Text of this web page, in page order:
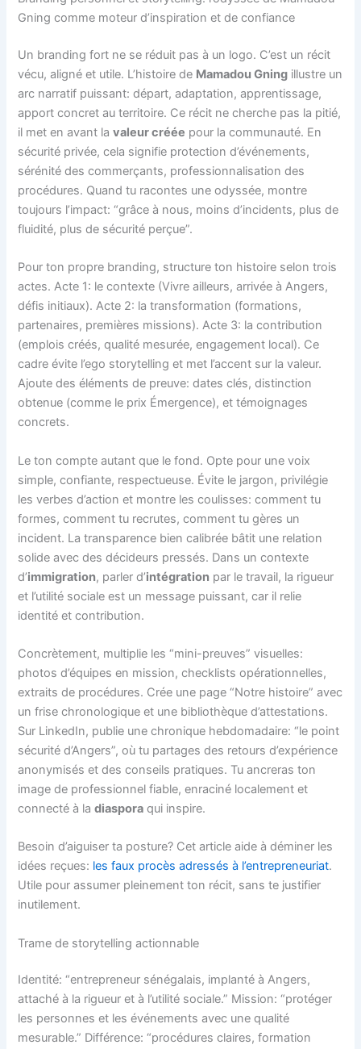
Gning comme moteur d’inspiration et de confiance
Un branding fort ne se réduit pas à un logo. C’est un récit
vécu, aligné et utile. L’histoire de Mamadou Gning illustre un
arc narratif puissant: départ, adaptation, apprentissage,
apport concret au territoire. Ce récit ne cherche pas la pitié,
il met en avant lavaleur créée pour la communauté. En
sécurité privée, cela signifie protection d’événements,
sérénité des commerçants, professionnalisation des
procédures. Quand tu racontes une odyssée, montre
toujours l’impact: “grâce à nous, moins d’incidents, plus de
fluidité, plus de sécurité perçue”.
Pour ton propre branding, structure ton histoire selon trois
actes. Acte 1: le contexte (Vivre ailleurs, arrivée à Angers,
défis initiaux). Acte 2: la transformation (formations,
partenaires, premières missions). Acte 3: la contribution
(emplois créés, qualité mesurée, engagement local). Ce
cadre évite l’ego storytelling et met l’accent sur la valeur.
Ajoute des éléments de preuve: dates clés, distinction
obtenue (comme le prix Émergence), et témoignages
concrets.
Le ton compte autant que le fond. Opte pour une voix
simple, confiante, respectueuse. Évite le jargon, privilégie
les verbes d’action et montre les coulisses: comment tu
formes, comment tu recrutes, comment tu gères un
incident. La transparence bien calibrée bâtit une relation
solide avec des décideurs pressés. Dans un contexte
d’immigration, parler d’intégration par le travail, la rigueur
et l’utilité sociale est un message puissant, car il relie
identité et contribution.
Concrètement, multiplie les “mini-preuves” visuelles:
photos d’équipes en mission, checklists opérationnelles,
extraits de procédures. Crée une page “Notre histoire” avec
un frise chronologique et une bibliothèque d’attestations.
Sur LinkedIn, publie une chronique hebdomadaire: “le point
sécurité d’Angers”, où tu partages des retours d’expérience
anonymisés et des conseils pratiques. Tu ancreras ton
image de professionnel fiable, enraciné localement et
connecté à ladiaspora qui inspire.
Besoin d’aiguiser ta posture? Cet article aide à déminer les
idées reçues: les faux procès adressés à l’entrepreneuriat.
Utile pour assumer pleinement ton récit, sans te justifier
inutilement.
Trame de storytelling actionnable
Identité: “entrepreneur sénégalais, implanté à Angers,
attaché à la rigueur et à l’utilité sociale.” Mission: “protéger
les personnes et les événements avec une qualité
mesurable.” Différence: “procédures claires, formation